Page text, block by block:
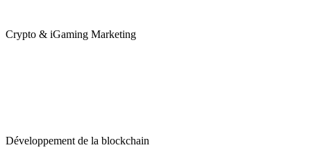
Crypto & iGaming Marketing
Développement de la blockchain